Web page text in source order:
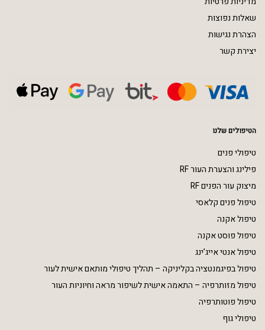
שאלות נפוצות
הצהרת נגישות
יצירת קשר
הטיפולים שלנו
טיפולי פנים
פילינג והצערת העור RF
מיצוק עור הפנים RF
טיפול פנים קלאסי
טיפול אקנה
טיפול פוסט אקנה
טיפול אנטי אייג’ינג
טיפול בפיגמנטציה בקליניקה – תהליך טיפולי מותאם אישית לעור
טיפול מזותרפיה – התאמה אישית לשיפור מראה וחיוניות העור
טיפול פוטותרפיה
טיפולי גוף